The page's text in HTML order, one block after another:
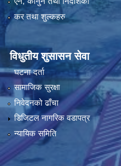
कर तथा शुल्कहरु
विधुतीय शुसासन सेवा
घटना दर्ता
सामाजिक सुरक्षा
निवेदनको ढाँचा
डिजिटल नागरिक वडापत्र
न्यायिक समिति